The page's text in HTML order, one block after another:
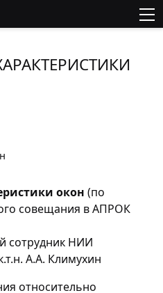
окон (по
совещания в АПРОК
сотрудник НИИ
А.А. Климухин
относительно